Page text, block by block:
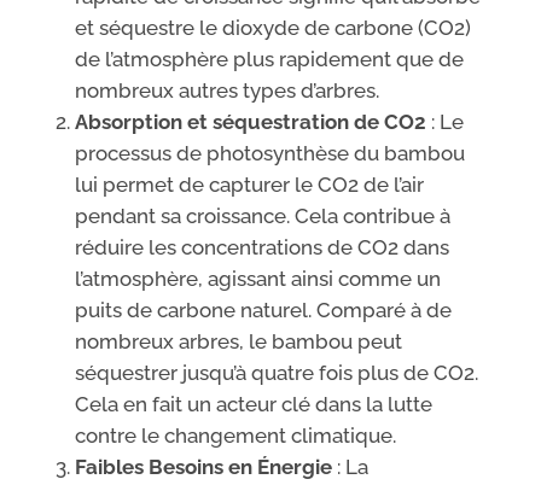
et séquestre le dioxyde de carbone (CO2)
de l’atmosphère plus rapidement que de
nombreux autres types d’arbres.
Absorption et séquestration de CO2 : Le
processus de photosynthèse du bambou
lui permet de capturer le CO2 de l’air
pendant sa croissance. Cela contribue à
réduire les concentrations de CO2 dans
l’atmosphère, agissant ainsi comme un
puits de carbone naturel. Comparé à de
nombreux arbres, le bambou peut
séquestrer jusqu’à quatre fois plus de CO2.
Cela en fait un acteur clé dans la lutte
contre le changement climatique.
Faibles Besoins en Énergie: La